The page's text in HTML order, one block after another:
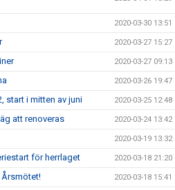
2020-03-30 13:51
2020-03-27 15:27
2020-03-27 09:13
2020-03-26 19:47
start i mitten av juni 2020-03-25 12:48
att renoveras 2020-03-24 13:42
2020-03-19 13:32
för herrlaget 2020-03-18 21:20
2020-03-18 15:41